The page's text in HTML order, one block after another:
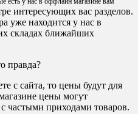
интересующих вас разделов.
уже находится у нас в
складах ближайших
правда?
с сайта, то цены будут для
цены могут
частыми приходами товаров.